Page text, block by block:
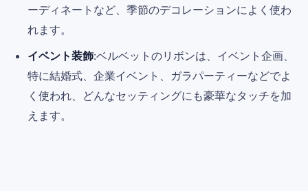
ーディネートなど、季節のデコレーションによく使わ
れます。
イベント装飾:ベルベットのリボンは、イベント企画、
特に結婚式、企業イベント、ガラパーティーなどでよ
く使われ、どんなセッティングにも豪華なタッチを加
えます。